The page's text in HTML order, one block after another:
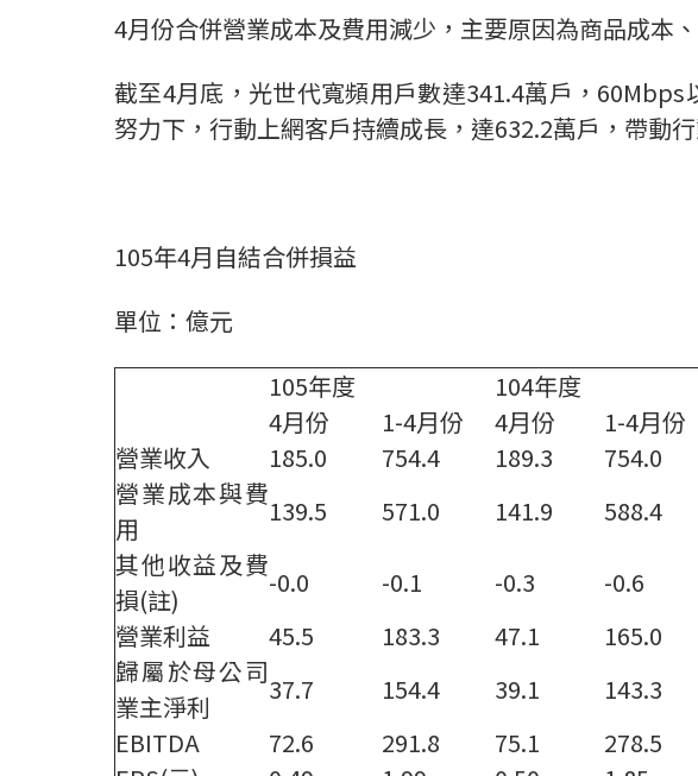
4月份合併營業成本及費用減少，主要原因為商品成本
截至4月底，光世代寬頻用戶數達341.4萬戶，
努力下，行動上網客戶持續成長，達632.2萬戶，帶動
105年4月自結合併損益
單位：億元
105年度
104年度
4月份
1-4月份 4月份 1-4月份
營業收入
185.0 754.4 189.3 754.0
營業成本與費
用
139.5 571.0 141.9 588.4
其他收益及費
損(註)
-0.0 -0.1 -0.3 -0.6
營業利益
45.5 183.3 47.1 165.0
歸屬於母公司
業主淨利
37.7 154.4 39.1 143.3
EBITDA
72.6 291.8 75.1 278.5